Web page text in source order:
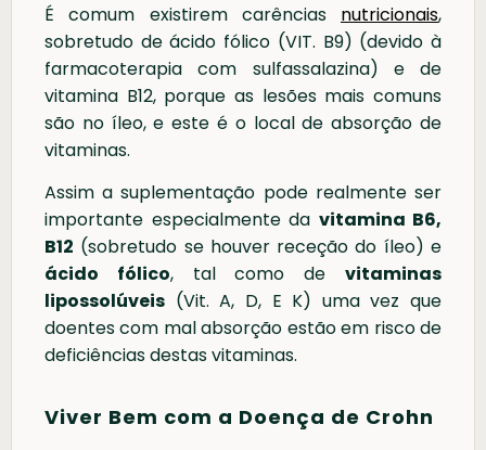
É comum existirem carências nutricionais,
sobretudo de ácido fólico (VIT. B9) (devido à
farmacoterapia com sulfassalazina) e de
vitamina B12, porque as lesões mais comuns
são no íleo, e este é o local de absorção de
vitaminas.
Assim a suplementação pode realmente ser
importante especialmente da vitamina B6,
B12 (sobretudo se houver receção do íleo) e
ácido fólico, tal como devitaminas
lipossolúveis (Vit. A, D, E K) uma vez que
doentes com mal absorção estão em risco de
deficiências destas vitaminas.
Viver Bem com a Doença de Crohn